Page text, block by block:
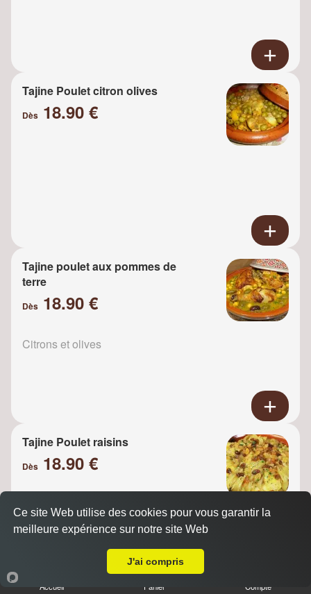
Tajine Poulet citron olives
Dès 18.90 €
Tajine poulet aux pommes de
terre
Dès 18.90 €
Citrons et olives
Tajine Poulet raisins
Dès 18.90 €
Oignons
Accueil Panier Compte
Ce site Web utilise des cookies pour vous garantir la
meilleure expérience sur notre site Web
J'ai compris